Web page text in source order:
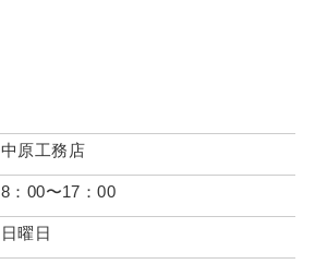
中原工務店
8：00〜17：00
日曜日